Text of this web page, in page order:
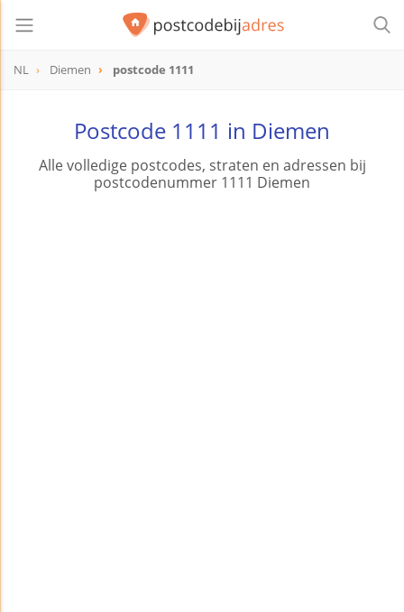
NL Diemen postcode 1111
Postcode 1111 in Diemen
Alle volledige postcodes, straten en adressen bij
postcodenummer 1111 Diemen